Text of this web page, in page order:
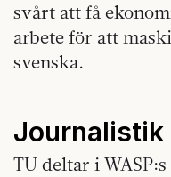
svårt att få
arbete för att
svenska.
Journalistik
TU deltar i